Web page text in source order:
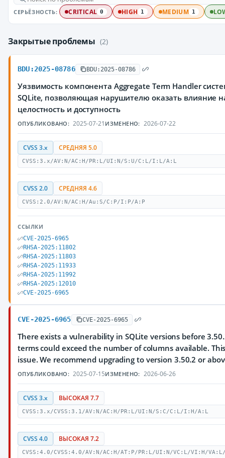
СЕРЬЁЗНОСТЬ: CRITICAL 0 HIGH 1 MEDIUM 1
Закрытые проблемы (2)
BDU:2025-08786 BDU:2025-08786
Уязвимость компонента Aggregate Term Handler
SQLite, позволяющая нарушителю оказать влияние
целостность и доступность
ОПУБЛИКОВАНО: 2025-07-21 ИЗМЕНЕНО: 2026-07-22
CVSS 3.x СРЕДНЯЯ 5.0
CVSS:3.x/AV:N/AC:H/PR:L/UI:N/S:U/C:L/I:L/A:L
CVSS 2.0 СРЕДНЯЯ 4.6
CVSS:2.0/AV:N/AC:H/Au:S/C:P/I:P/A:P
ССЫЛКИ
CVE-2025-6965
RHSA-2025:11802
RHSA-2025:11803
RHSA-2025:11933
RHSA-2025:11992
RHSA-2025:12010
CVE-2025-6965
CVE-2025-6965 CVE-2025-6965
There exists a vulnerability in SQLite versions before
terms could exceed the number of columns available.
issue. We recommend upgrading to version 3.50.2 or
ОПУБЛИКОВАНО: 2025-07-15ИЗМЕНЕНО: 2026-06-26
CVSS 3.x ВЫСОКАЯ 7.7
CVSS:3.x/CVSS:3.1/AV:N/AC:H/PR:L/UI:N/S:C/C:L/I:H/A:L
CVSS 4.0 ВЫСОКАЯ 7.2
CVSS:4.0/CVSS:4.0/AV:N/AC:H/AT:P/PR:L/UI:N/VC:L/VI:H/